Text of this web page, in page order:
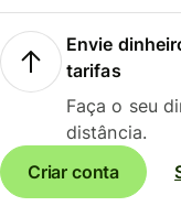
Envie
tarifas
Faça o seu
distância.
Criar conta